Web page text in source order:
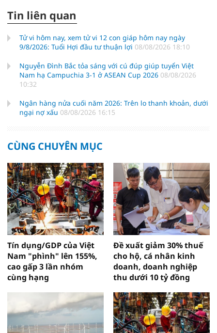
Tin liên quan
Tử vi hôm nay, xem tử vi 12 con giáp hôm nay ngày
9/8/2026: Tuổi Hợi đầu tư thuận lợi 08/08/2026 18:10
Nguyễn Đình Bắc tỏa sáng với cú đúp giúp tuyển Việt
Nam hạ Campuchia 3-1 ở ASEAN Cup 2026 08/08/2026
10:32
Ngân hàng nửa cuối năm 2026: Trên lo thanh khoản, dưới
ngại nợ xấu 08/08/2026 16:15
CÙNG CHUYÊN MỤC
Tín dụng/GDP của Việt
Nam "phình" lên 155%,
cao gấp 3 lần nhóm
cùng hạng
Đề xuất giảm 30% thuế
cho hộ, cá nhân kinh
doanh, doanh nghiệp
thu dưới 10 tỷ đồng